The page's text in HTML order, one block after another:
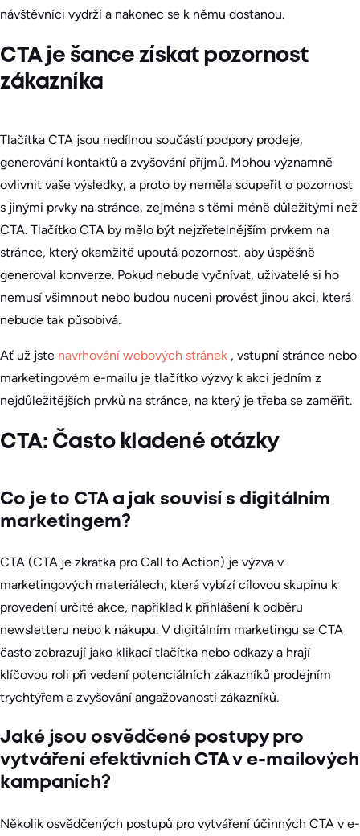
návštěvníci vydrží a nakonec se k němu dostanou.
CTA je šance získat pozornost
zákazníka
Tlačítka CTA jsou nedílnou součástí podpory prodeje,
generování kontaktů a zvyšování příjmů. Mohou významně
ovlivnit vaše výsledky, a proto by neměla soupeřit o pozornost
s jinými prvky na stránce, zejména s těmi méně důležitými než
CTA. Tlačítko CTA by mělo být nejzřetelnějším prvkem na
stránce, který okamžitě upoutá pozornost, aby úspěšně
generoval konverze. Pokud nebude vyčnívat, uživatelé si ho
nemusí všimnout nebo budou nuceni provést jinou akci, která
nebude tak působivá.
Ať už jste navrhování webových stránek , vstupní stránce nebo
marketingovém e-mailu je tlačítko výzvy k akci jedním z
nejdůležitějších prvků na stránce, na který je třeba se zaměřit.
CTA: Často kladené otázky
Co je to CTA a jak souvisí s digitálním
marketingem?
CTA (CTA je zkratka pro Call to Action) je výzva v
marketingových materiálech, která vybízí cílovou skupinu k
provedení určité akce, například k přihlášení k odběru
newsletteru nebo k nákupu. V digitálním marketingu se CTA
často zobrazují jako klikací tlačítka nebo odkazy a hrají
klíčovou roli při vedení potenciálních zákazníků prodejním
trychtýřem a zvyšování angažovanosti zákazníků.
Jaké jsou osvědčené postupy pro
vytváření efektivních CTA v e-mailových
kampaních?
Několik osvědčených postupů pro vytváření účinných CTA v e-